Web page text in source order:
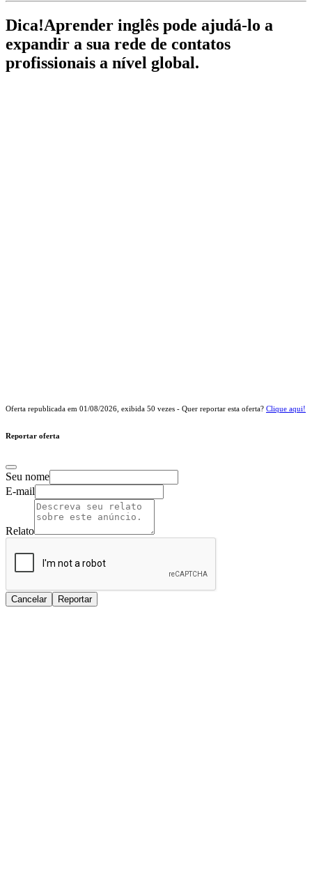
Dica!Aprender inglês pode ajudá-lo a
expandir a sua rede de contatos
profissionais a nível global.
Oferta republicada em 01/08/2026 , exibida 50 vezes - Quer reportar esta oferta? Clique aqui!
Reportar oferta
Seu nome
E-mail
Relato
Cancelar Reportar